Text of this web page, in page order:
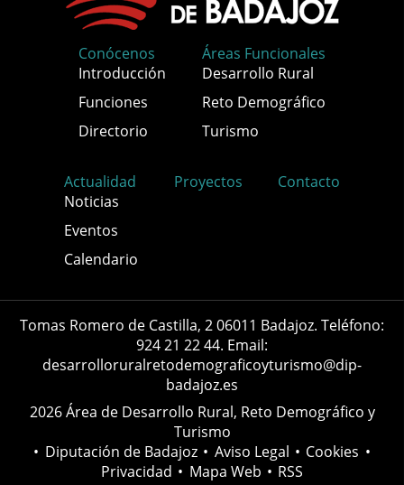
Conócenos
Introducción
Funciones
Directorio
Áreas Funcionales
Desarrollo Rural
Reto Demográfico
Turismo
Actualidad
Noticias
Eventos
Calendario
Proyectos Contacto
Tomas Romero de Castilla, 2 06011 Badajoz. Teléfono:
924 21 22 44. Email:
desarrolloruralretodemograficoyturismo@dip-
badajoz.es
2026 Área de Desarrollo Rural, Reto Demográfico y
Turismo
• Diputación de Badajoz • Aviso Legal • Cookies •
Privacidad • Mapa Web • RSS